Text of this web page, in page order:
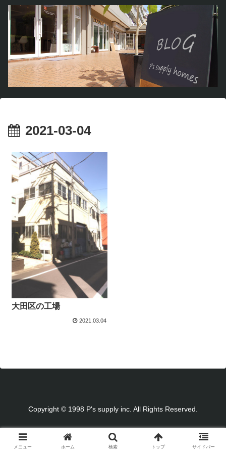
2021-03-04
大田区の工場
2021.03.04
Copyright © 1998 P's supply inc. All Rights Reserved.
メニュー ホーム 検索 トップ サイドバー